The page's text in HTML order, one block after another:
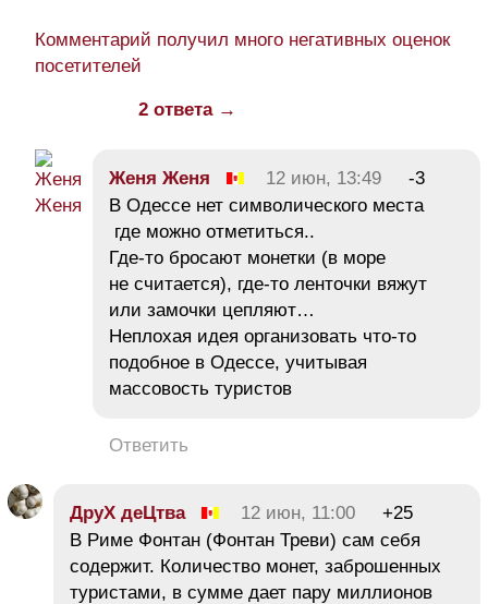
Комментарий получил много негативных оценок
посетителей
2 ответа →
Жeня Женя 12 июн, 13:49
-3
В Одессе нет символического места
где можно отметиться..
Где-то бросают монетки (в море
не считается), где-то ленточки вяжут
или замочки цепляют…
Неплохая идея организовать что-то
подобное в Одессе, учитывая
массовость туристов
Ответить
ДруХ деЦтва 12 июн, 11:00
+25
В Риме Фонтан (Фонтан Треви) сам себя
содержит. Количество монет, заброшенных
туристами, в сумме дает пару миллионов